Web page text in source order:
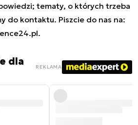
tematy, o których trzeba
do kontaktu. Piszcie do nas na:
.
dla
REKLAMA